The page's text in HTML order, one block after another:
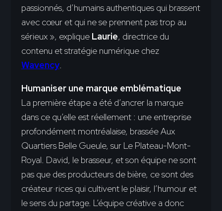
passionnés, d’humains authentiques qui brassent
avec cœur et qui ne se prennent pas trop au
sérieux », explique Laurie, directrice du
contenu et stratégie numérique chez
Wavency.
Humaniser une marque emblématique
La première étape a été d’ancrer la marque
dans ce qu’elle est réellement : une entreprise
profondément montréalaise, brassée Aux
Quartiers Belle Gueule, sur Le Plateau-Mont-
Royal. David, le brasseur, et son équipe ne sont
pas que des producteurs de bière, ce sont des
créateur·rices qui cultivent le plaisir, l’humour et
le sens du partage. L’équipe créative a donc